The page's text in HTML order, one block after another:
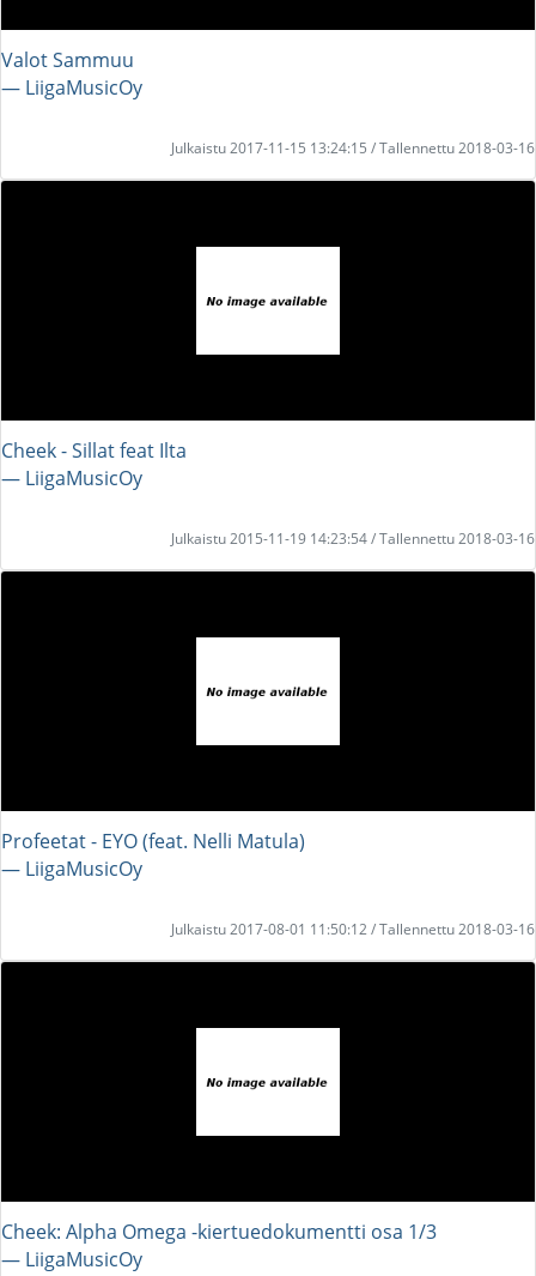
Valot Sammuu
― LiigaMusicOy
Julkaistu 2017-11-15 13:24:15 / Tallennettu 2018-03-16
Cheek - Sillat feat Ilta
― LiigaMusicOy
Julkaistu 2015-11-19 14:23:54 / Tallennettu 2018-03-16
Profeetat - EYO (feat. Nelli Matula)
― LiigaMusicOy
Julkaistu 2017-08-01 11:50:12 / Tallennettu 2018-03-16
Cheek: Alpha Omega -kiertuedokumentti osa 1/3
― LiigaMusicOy